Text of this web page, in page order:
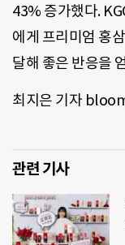
43% 증가했다.
에게 프리미엄 홍
달해 좋은 반응을
최지은 기자
관련 기사